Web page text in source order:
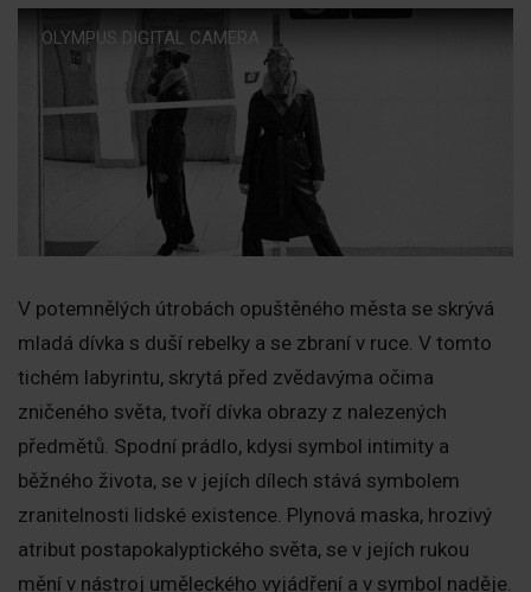
OLYMPUS DIGITAL CAMERA
V potemnělých útrobách opuštěného města se skrývá
mladá dívka s duší rebelky a se zbraní v ruce. V tomto
tichém labyrintu, skrytá před zvědavýma očima
zničeného světa, tvoří dívka obrazy z nalezených
předmětů. Spodní prádlo, kdysi symbol intimity a
běžného života, se v jejích dílech stává symbolem
zranitelnosti lidské existence. Plynová maska, hrozivý
atribut postapokalyptického světa, se v jejích rukou
mění v nástroj uměleckého vyjádření a v symbol naděje.